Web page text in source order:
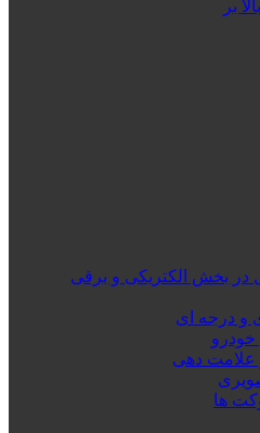
بر
در بخش الکتریکی و برقی
و درجه ای
علامت دهی
ها